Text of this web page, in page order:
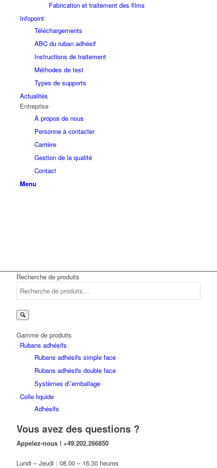
Fabrication et traitement des films
Infopoint
Téléchargements
ABC du ruban adhésif
Instructions de traitement
Méthodes de test
Types de supports
Actualités
Entreprise
À propos de nous
Personne à contacter
Carrière
Gestion de la qualité
Contact
Menu
Recherche de produits
Gamme de produits
Rubans adhésifs
Rubans adhésifs simple face
Rubans adhésifs double face
Systèmes d\’emballage
Colle liquide
Adhésifs
Vous avez des questions ?
Appelez-nous ! +49.202.266850
Lundi – Jeudi : 08.00 – 16.30 heures